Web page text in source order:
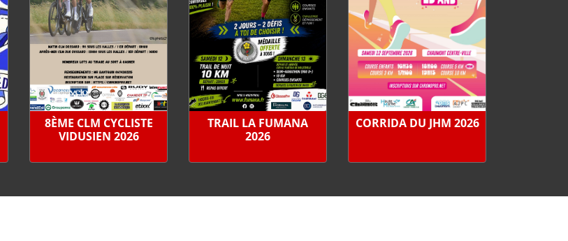
8ÈME CLM CYCLISTE
VIDUSIEN 2026
TRAIL LA FUMANA
2026
CORRIDA DU JHM 2026